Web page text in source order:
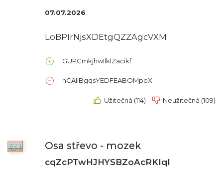
07.07.2026
LoBPIrNjsXDEtgQZZAgcVXM
GUPCmkjhwIlklZacikf
hCAliBgqsYEDFEABOMpoX
Užitečná (114) Neužitečná (109)
Osa střevo - mozek
cqZcPTwHJHYSBZoAcRKIqI